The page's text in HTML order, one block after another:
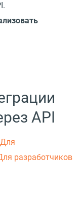
API
Для
разработчиков